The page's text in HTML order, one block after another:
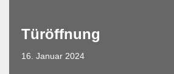
Türöffnung
16. Januar 2024